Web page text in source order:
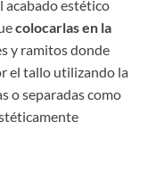
acabado estético
colocarlas en la
y ramitos donde
el tallo utilizando la
o separadas como